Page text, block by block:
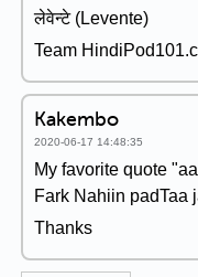
लेवेन्टे (Levente)
Team
Kakembo
2020-06-17 14:48:35
My favorite quote
Fark Nahiin padTaa
Thanks